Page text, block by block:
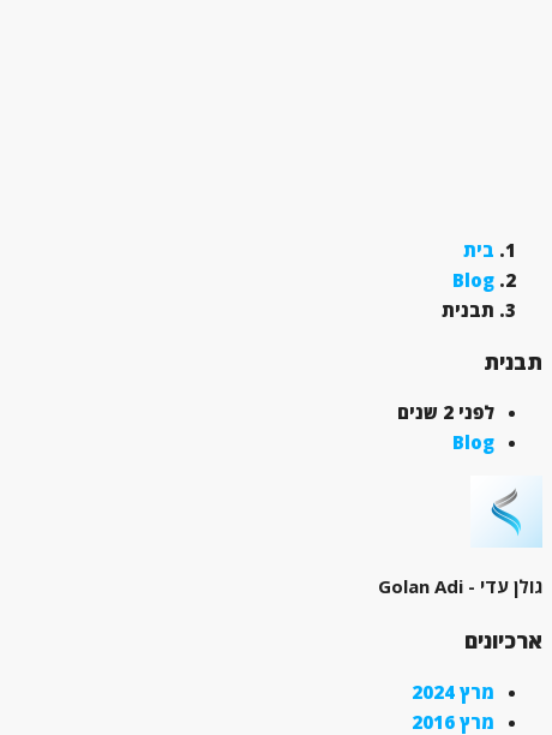
בית
Blog
תבנית
תבנית
לפני 2 שנים
Blog
גולן עדי - Golan Adi
ארכיונים
מרץ 2024
מרץ 2016